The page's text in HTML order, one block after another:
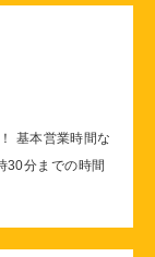
基本営業時間な
30分までの時間